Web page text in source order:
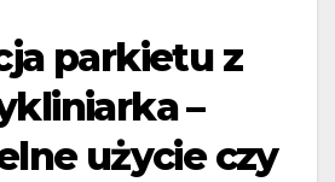
parkietu z
–
użycie czy